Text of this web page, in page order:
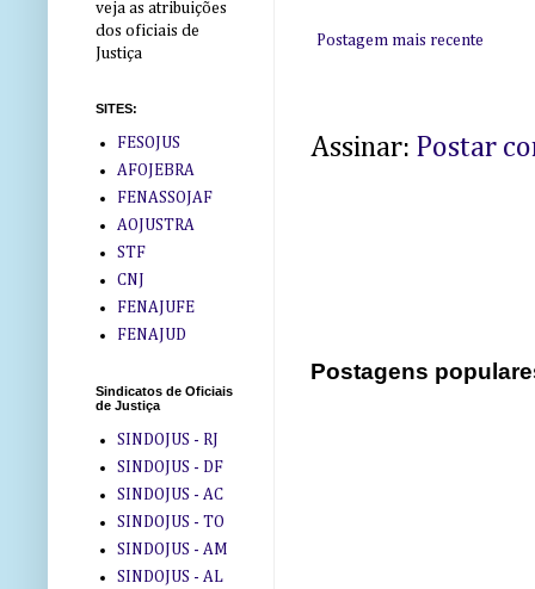
Postagem mais recente
Assinar: Postar
Postagens
veja as atribuições
dos oficiais de
Justiça
SITES:
FESOJUS
AFOJEBRA
FENASSOJAF
AOJUSTRA
STF
CNJ
FENAJUFE
FENAJUD
Sindicatos de Oficiais
de Justiça
SINDOJUS - RJ
SINDOJUS - DF
SINDOJUS - AC
SINDOJUS - TO
SINDOJUS - AM
SINDOJUS - AL